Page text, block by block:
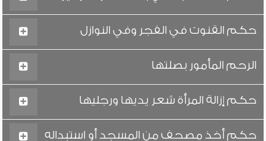
حكم القنوت في الفجر وفي النوازل
الرحم المأمور بصلتها
حكم إزالة المرأة شعر يديها ورجليها
حكم أخذ مصحف من المسجد أو استبداله